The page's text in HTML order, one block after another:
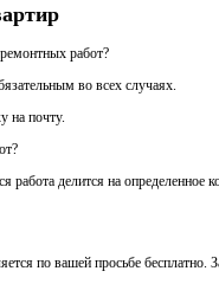
работ?
во всех случаях.
на почту.
делится на определенное
по вашей просьбе бесплатно.